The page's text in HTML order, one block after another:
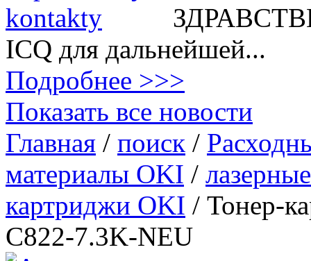
ICQ для дальнейшей...
Подробнее >>>
Показать все новости
Главная / поиск /
материалы OKI /
картриджи OKI / Тонер-
C822-7.3K-NEU